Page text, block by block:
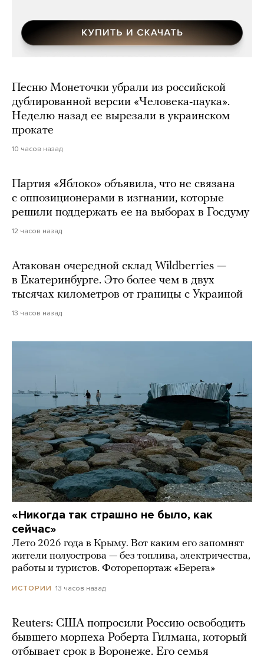
Песню Монеточки убрали из российской
дублированной версии «Человека-паука».
Неделю назад ее вырезали в украинском
прокате
10 часов назад
Партия «Яблоко» объявила, что не связана
с оппозиционерами в изгнании, которые
решили поддержать ее на выборах в Госдуму
12 часов назад
Атакован очередной склад Wildberries —
в Екатеринбурге. Это более чем в двух
тысячах километров от границы с Украиной
13 часов назад
«Никогда так страшно не было, как
сейчас»
Лето 2026 года в Крыму. Вот каким его запомнят
жители полуострова — без топлива, электричества,
работы и туристов. Фоторепортаж «Берега»
ИСТОРИИ 13 часов назад
Reuters: США попросили Россию освободить
бывшего морпеха Роберта Гилмана, который
отбывает срок в Воронеже. Его семья